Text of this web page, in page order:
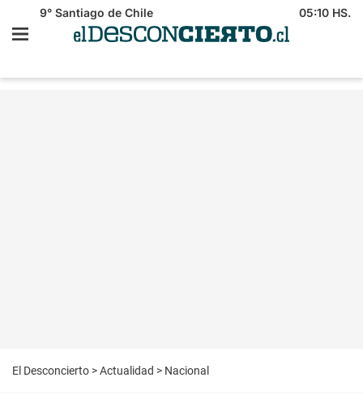
9° Santiago de Chile 05:10 HS.
El Desconcierto >Actualidad > Nacional